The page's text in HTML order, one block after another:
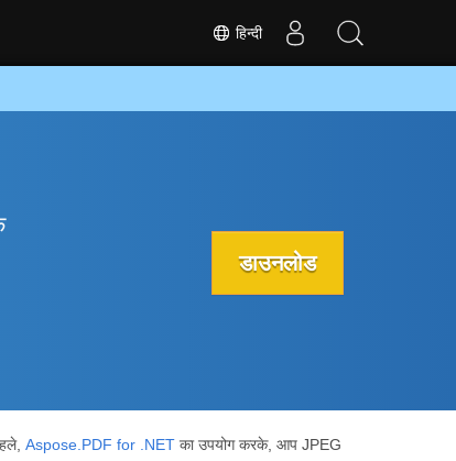
हिन्दी
डाउनलोड
Aspose.PDF for .NET का उपयोग करके, आप JPEG